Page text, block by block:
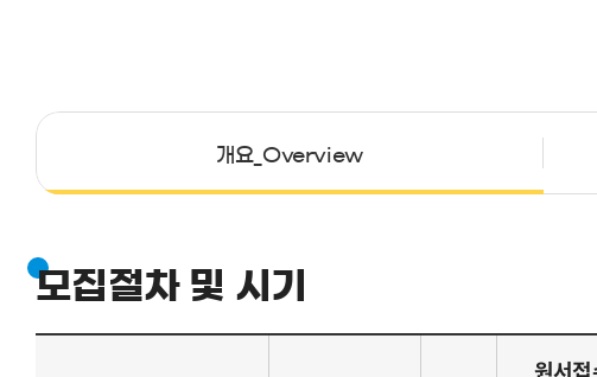
개요_Overview
모집절차 및 시기